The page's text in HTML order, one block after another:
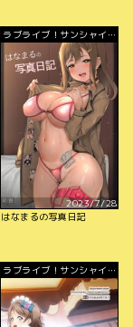
ラブライブ！サンシャイ
2023/7/28
はなまるの写真日記
ラブライブ！サンシャイ
ン!!